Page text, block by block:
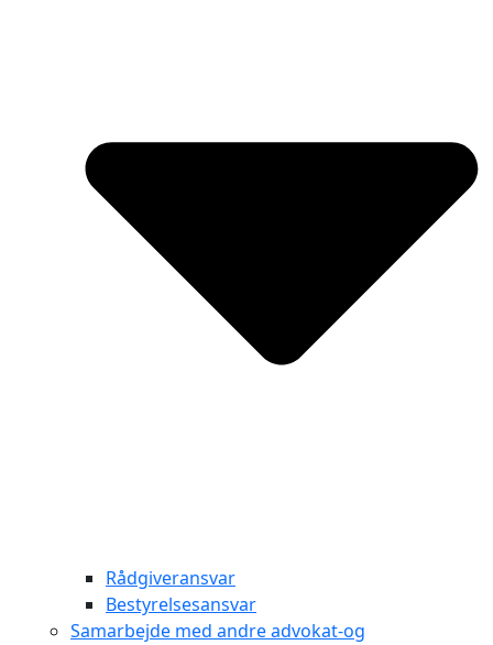
Rådgiveransvar
Bestyrelsesansvar
Samarbejde med andre advokat-og